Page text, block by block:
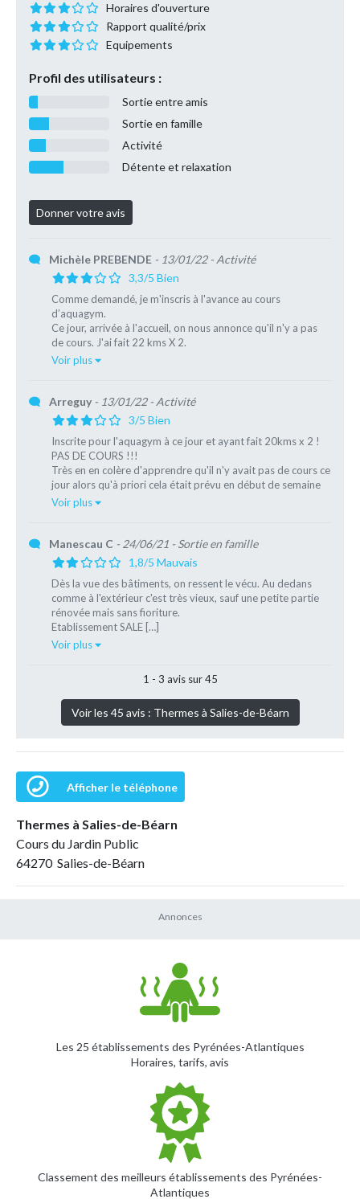
Horaires d'ouverture
Rapport qualité/prix
Equipements
Profil des utilisateurs :
Sortie entre amis
Sortie en famille
Activité
Détente et relaxation
Michèle PREBENDE - 13/01/22- Activité
3,3/5 Bien
Comme demandé, je m'inscris à l'avance au cours
d’aquagym.
Ce jour, arrivée à l'accueil, on nous annonce qu'il n'y a pas
de cours. J'ai fait 22 kms X 2.
Cela aurait été correct de nous avertir, afin de nous éviter
Voir plus
Arreguy - 13/01/22- Activité
3/5 Bien
Inscrite pour l'aquagym à ce jour et ayant fait 20kms x 2 !
PAS DE COURS !!!
Très en en colère d'apprendre qu'il n'y avait pas de cours ce
jour alors qu'à priori cela était prévu en début de semaine
[…]
Voir plus
Manescau C - 24/06/21 - Sortie en famille
1,8/5 Mauvais
Dès la vue des bâtiments, on ressent le vécu. Au dedans
comme à l'extérieur c'est très vieux, sauf une petite partie
rénovée mais sans fioriture.
Etablissement SALE […]
Voir plus
1 - 3 avis sur 45
Voir les 45 avis : Thermes à Salies-de-Béarn
Afficher le téléphone
Thermes à Salies-de-Béarn
Cours du Jardin Public
64270 Salies-de-Béarn
Les 25 établissements des Pyrénées-Atlantiques
Horaires, tarifs, avis
Classement des meilleurs établissements des Pyrénées-
Atlantiques